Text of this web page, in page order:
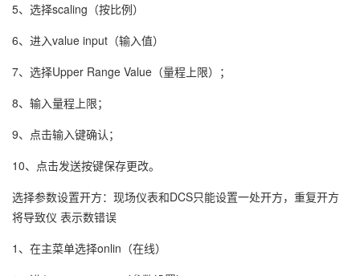
5、选择scaling（按比例）
6、进入value input（输入值）
7、选择Upper Range Value（量程上限）；
8、输入量程上限；
9、点击输入键确认；
10、点击发送按键保存更改。
选择参数设置开方：现场仪表和DCS只能设置一处开方，重复开方
将导致仪 表示数错误
1、在主菜单选择onlin（在线）